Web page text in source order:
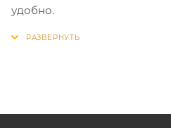
удобно.